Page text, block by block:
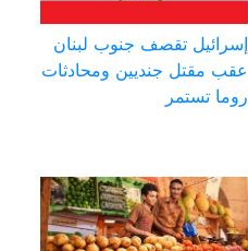
إسرائيل تقصف جنوب لبنان
عقب مقتل جنديين ومحادثات
روما تستمر